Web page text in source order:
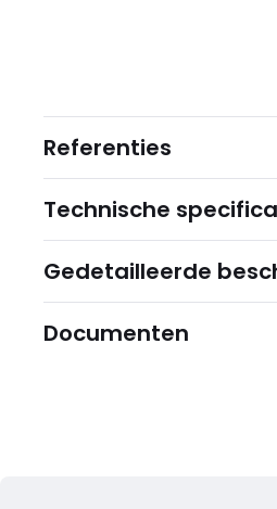
Referenties
Technische
Gedetailleerde
Documenten